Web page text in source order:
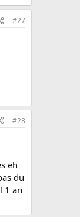
#27
#28
eh
du
1 an